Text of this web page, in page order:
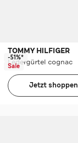
TOMMY HILFIGER
Ledergürtel cognac
-51%*
Sale
Jetzt shoppen